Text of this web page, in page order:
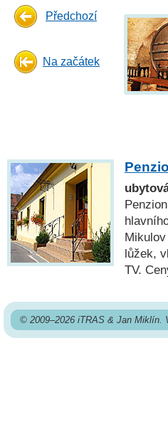
Předchozí
Na začátek
lůžek,
TV.
© 2009–2026 iTRAS & Jan Miklín.